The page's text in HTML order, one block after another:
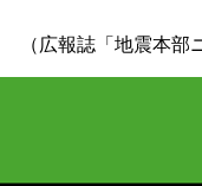
（広報誌「地震本部